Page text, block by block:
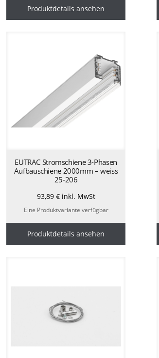
Produktdetails ansehen
EUTRAC Stromschiene 3-Phasen
Aufbauschiene 2000mm – weiss
25-206
93,89 €inkl. MwSt
Eine Produktvariante verfügbar
Produktdetails ansehen